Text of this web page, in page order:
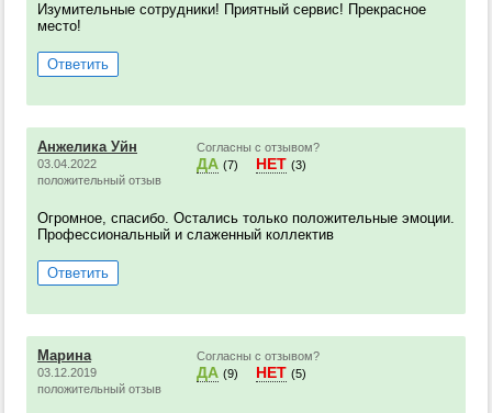
Изумительные сотрудники! Приятный сервис! Прекрасное
место!
Ответить
Анжелика Уйн
03.04.2022
положительный отзыв
Согласны с отзывом?
ДА (7) НЕТ (3)
Огромное, спасибо. Остались только положительные эмоции.
Профессиональный и слаженный коллектив
Ответить
Марина
03.12.2019
положительный отзыв
Согласны с отзывом?
ДА (9) НЕТ (5)